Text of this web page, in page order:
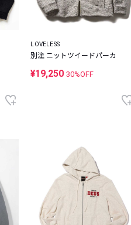
LOVELESS
別注 ニットツイードパーカ
¥19,25030%OFF